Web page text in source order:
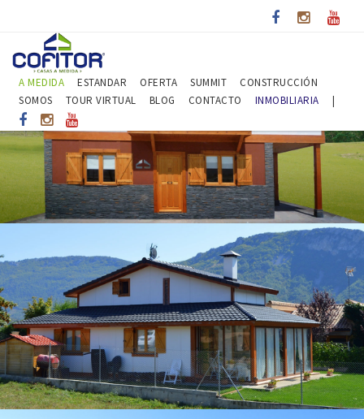
A MEDIDA ESTANDAR OFERTA SUMMIT
CONSTRUCCIÓN
SOMOS
TOUR VIRTUAL BLOG CONTACTO INMOBILIARIA |